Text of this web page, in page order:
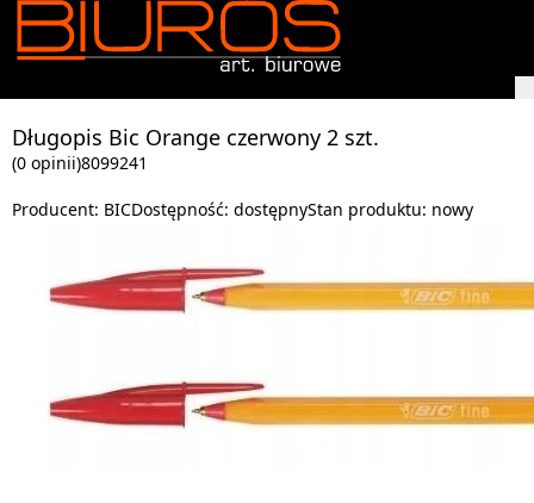
Długopis Bic Orange czerwony 2 szt.
(0 opinii)8099241
Producent: BICDostępność: dostępnyStan produktu: nowy